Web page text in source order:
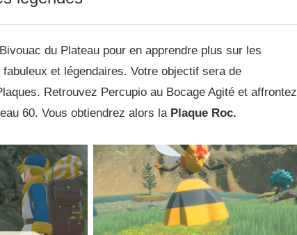
du Plateau pour en apprendre plus sur les
et légendaires. Votre objectif sera de
Retrouvez Percupio au Bocage Agité et affrontez
60. Vous obtiendrez alors la Plaque Roc.